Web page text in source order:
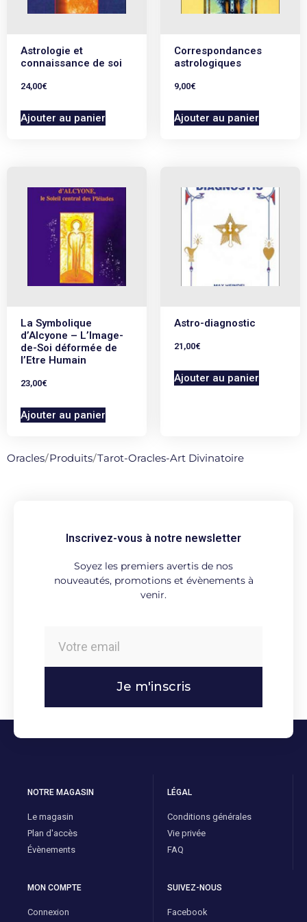
Astrologie et
connaissance de soi
24,00€
Ajouter au panier
Correspondances
astrologiques
9,00€
Ajouter au panier
La Symbolique
d’Alcyone – L’Image-
de-Soi déformée de
l’Etre Humain
23,00€
Ajouter au panier
Astro-diagnostic
21,00€
Ajouter au panier
Oracles/Produits/Tarot-Oracles-Art Divinatoire
Inscrivez-vous à notre newsletter
Soyez les premiers avertis de nos
nouveautés, promotions et évènements à
venir.
Je m'inscris
NOTRE MAGASIN
Le magasin
Plan d'accès
Évènements
LÉGAL
Conditions générales
Vie privée
FAQ
MON COMPTE
Connexion
SUIVEZ-NOUS
Facebook